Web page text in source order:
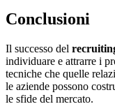
Conclusioni
Il successo del
individuare e attrarre i
tecniche che quelle
le aziende possono
le sfide del mercato.